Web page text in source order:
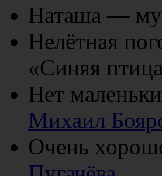
Наташа —
Нелётная
«Синяя
Нет
Михаил
Очень